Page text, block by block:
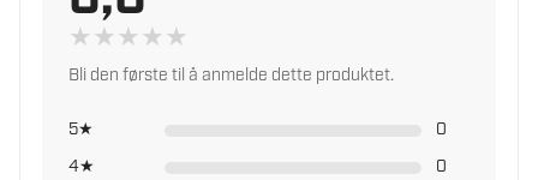
★★★★★
Bli den første til å anmelde dette produktet.
5★
0
4★
0